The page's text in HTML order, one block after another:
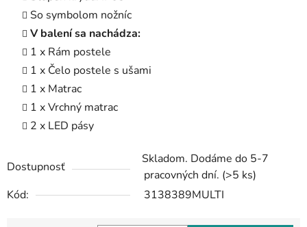
So symbolom nožníc
V balení sa nachádza:
1 x Rám postele
1 x Čelo postele s ušami
1 x Matrac
1 x Vrchný matrac
2 x LED pásy
Dostupnosť
Skladom. Dodáme do 5-7
pracovných dní. (>5 ks)
Kód:
3138389MULTI